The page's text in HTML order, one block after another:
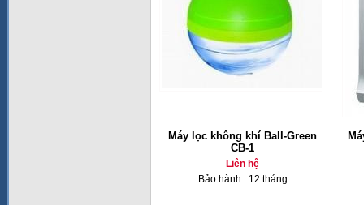
Máy lọc không khí Ball-Green
CB-1
Liên hệ
Bảo hành : 12 tháng